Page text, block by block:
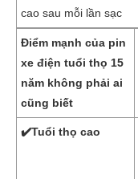
cao sau mỗi lần sạc
Điểm mạnh của pin
xe điện tuổi thọ 15
năm không phải ai
cũng biết
✔️Tuổi thọ cao